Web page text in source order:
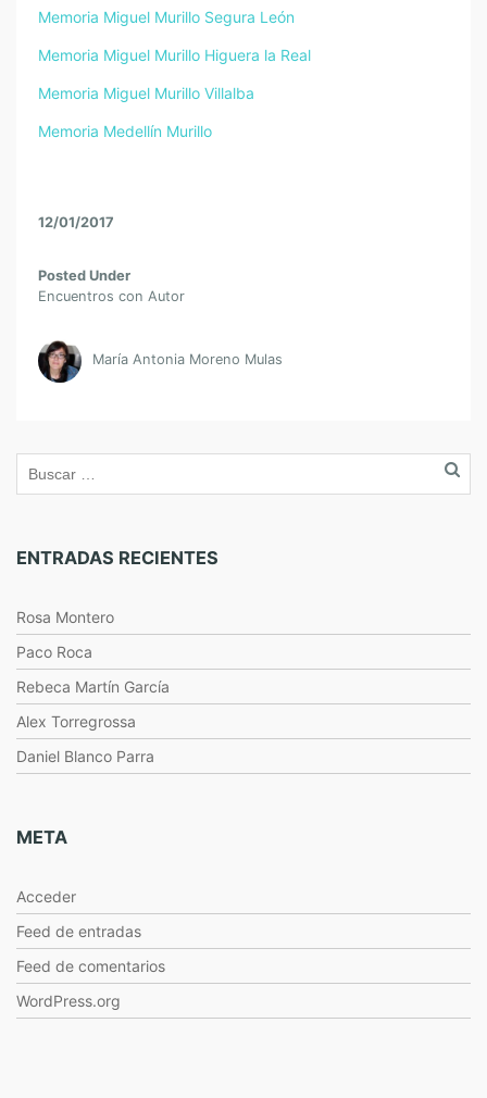
Memoria Miguel Murillo Segura León
Memoria Miguel Murillo Higuera la Real
Memoria Miguel Murillo Villalba
Memoria Medellín Murillo
12/01/2017
Posted Under
Encuentros con Autor
María Antonia Moreno Mulas
ENTRADAS RECIENTES
Rosa Montero
Paco Roca
Rebeca Martín García
Alex Torregrossa
Daniel Blanco Parra
META
Acceder
Feed de entradas
Feed de comentarios
WordPress.org